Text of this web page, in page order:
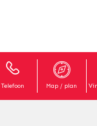
Telefoon Map / plan